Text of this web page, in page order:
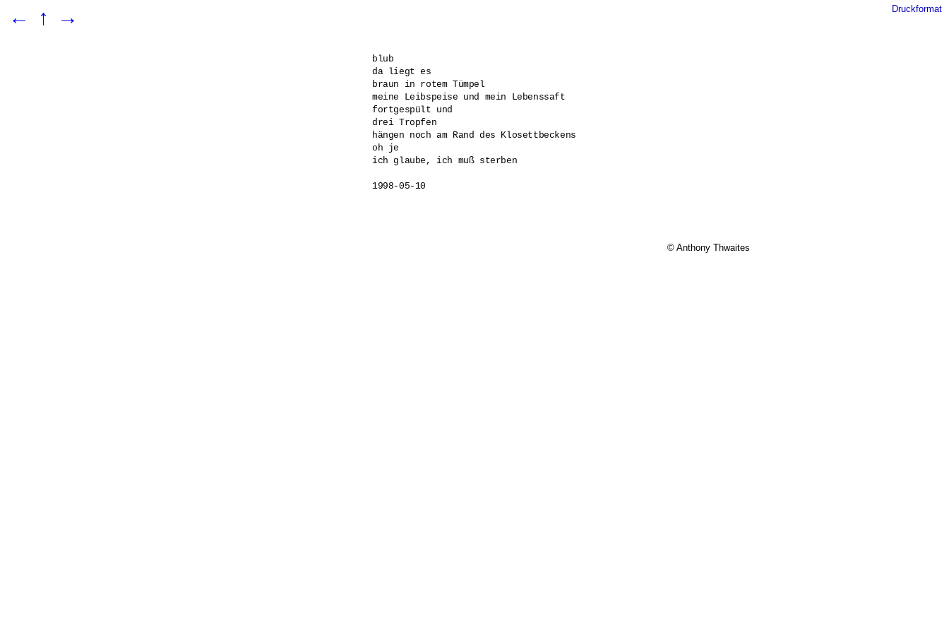
← ↑ → Druckformat
blub
da liegt es
braun in rotem Tümpel
meine Leibspeise und mein Lebenssaft
fortgespült und
drei Tropfen
hängen noch am Rand des Klosettbeckens
oh je
ich glaube, ich muß sterben
1998-05-10
© Anthony Thwaites